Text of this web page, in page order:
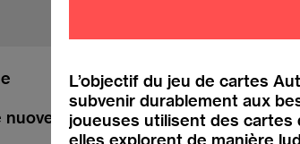
L’objectif du jeu de cartes
subvenir durablement aux
joueuses utilisent des
generazioniInstagram
YouTube